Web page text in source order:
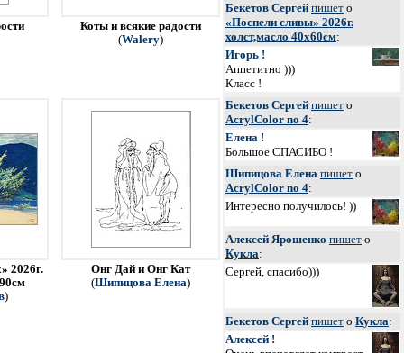
Коты и всякие радости
(Walery)
2026г.
)
Онг Дай и Онг Кат
(Шипицова Елена)
Бекетов Сергей пишет о
«Поспели сливы» 2026г.
холст,масло 40х60см:
Игорь !
Аппетитно )))
Класс !
Бекетов Сергей пишет о
AcrylColor no 4:
Елена !
Большое СПАСИБО !
Шипицова Елена пишет о
AcrylColor no 4:
Интересно получилось! ))
Алексей Ярошенко пишет о
Кукла:
Сергей, спасибо)))
Бекетов Сергей пишет о Кукла:
Алексей !